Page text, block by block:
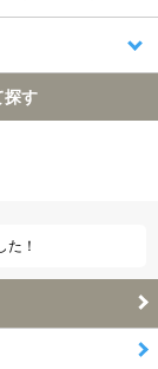
探す
た！